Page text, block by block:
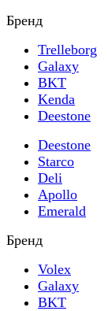
Бренд
Trelleborg
Galaxy
BKT
Kenda
Deestone
Deestone
Starco
Deli
Apollo
Emerald
Бренд
Volex
Galaxy
BKT